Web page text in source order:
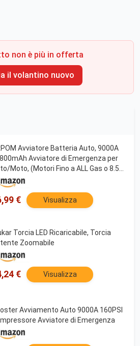
non è più in offerta
il volantino nuovo
Avviatore Batteria Auto, 9000A
Avviatore di Emergenza per
Moto, (Motori Fino a ALL Gas o 8.5L
Booster Avviamento con Torcia a
Quick Charge 3.0
€ Visualizza
Torcia LED Ricaricabile, Torcia
Zoomabile
€ Visualizza
Avviamento Auto 9000A 160PSI
Avviatore di Emergenza